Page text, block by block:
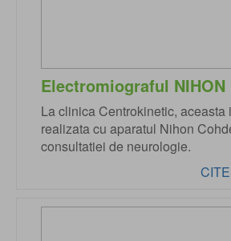
Electromiograful NIHON
La clinica Centrokinetic, aceasta
realizata cu aparatul Nihon
consultatiei de neurologie.